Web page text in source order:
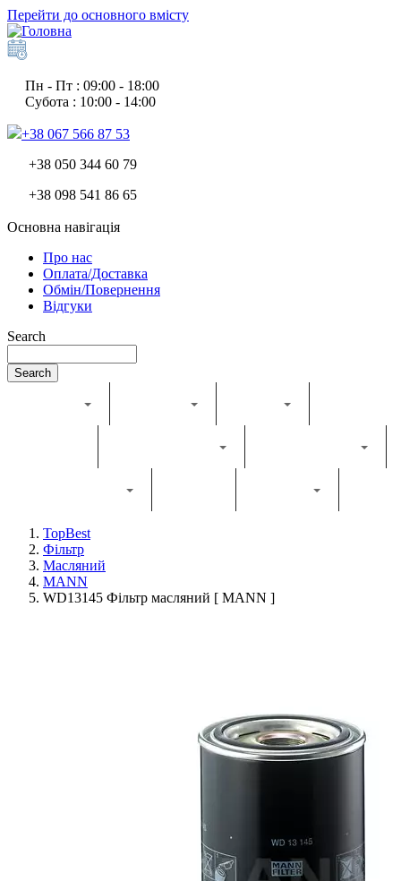
Перейти до основного вмісту
Пн - Пт : 09:00 - 18:00
Субота : 10:00 - 14:00
+38 067 566 87 53
+38 050 344 60 79
+38 098 541 86 65
Основна навігація
Про нас
Оплата/Доставка
Обмін/Повернення
Відгуки
Search
Search
TopBest
Фільтр
Масляний
MANN
WD13145 Фільтр масляний [ MANN ]